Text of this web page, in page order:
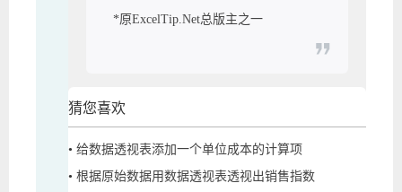
*原ExcelTip.Net总版主之一
猜您喜欢
• 给数据透视表添加一个单位成本的计算项
• 根据原始数据用数据透视表透视出销售指数